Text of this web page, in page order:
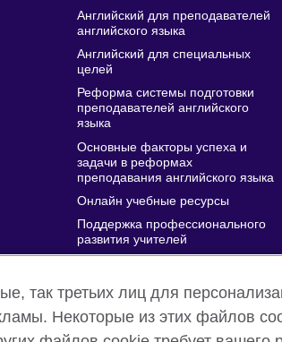
Английский для преподавателей
английского языка
Английский для специальных
целей
Реформа системы подготовки
преподавателей английского
языка
Основные факторы успеха и
задачи в реформах
преподавания английского языка
Онлайн учебные ресурсы
Поддержка профессионального
развития учителей
так третьих лиц для
Некоторые из этих файлов